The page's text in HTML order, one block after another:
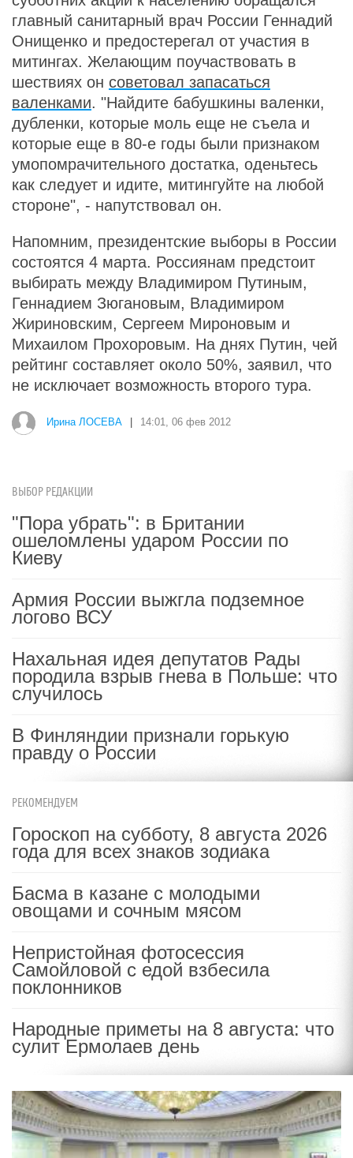
главный санитарный врач России Геннадий
Онищенко и предостерегал от участия в
митингах. Желающим поучаствовать в
шествиях он советовал запасаться
валенками. "Найдите бабушкины валенки,
дубленки, которые моль еще не съела и
которые еще в 80-е годы были признаком
умопомрачительного достатка, оденьтесь
как следует и идите, митингуйте на любой
стороне", - напутствовал он.
Напомним, президентские выборы в России
состоятся 4 марта. Россиянам предстоит
выбирать между Владимиром Путиным,
Геннадием Зюгановым, Владимиром
Жириновским, Сергеем Мироновым и
Михаилом Прохоровым. На днях Путин, чей
рейтинг составляет около 50%, заявил, что
не исключает возможность второго тура.
Ирина ЛОСЕВА 14:01, 06 фев 2012
ВЫБОР РЕДАКЦИИ
"Пора убрать": в Британии
ошеломлены ударом России по
Киеву
Армия России выжгла подземное
логово ВСУ
Нахальная идея депутатов Рады
породила взрыв гнева в Польше: что
случилось
В Финляндии признали горькую
правду о России
РЕКОМЕНДУЕМ
Гороскоп на субботу, 8 августа 2026
года для всех знаков зодиака
Басма в казане с молодыми
овощами и сочным мясом
Непристойная фотосессия
Самойловой с едой взбесила
поклонников
Народные приметы на 8 августа: что
сулит Ермолаев день